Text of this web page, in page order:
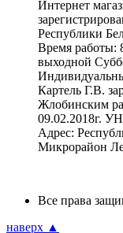
Интернет
Республики
Время работы:
выходной
Картель Г.В.
Жлобинским
09.02.2018г.
Адрес:
Микрорайон
Все права
наверх ▲